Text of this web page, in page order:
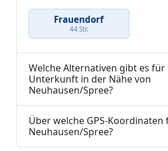
Frauendorf
44 Str.
Welche Alternativen gibt es für
Unterkunft in der Nähe von
Neuhausen/Spree?
Über welche GPS-Koordinaten
Neuhausen/Spree?